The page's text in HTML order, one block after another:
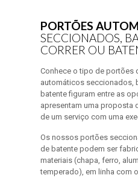
PORTÕES
SECCIONADOS,
CORRER OU
Conhece o tipo de portões
automáticos seccionados,
batente figuram entre as
apresentam uma proposta
de um serviço com uma
Os nossos portões
de batente podem ser
materiais (chapa, ferro,
temperado), em linha com